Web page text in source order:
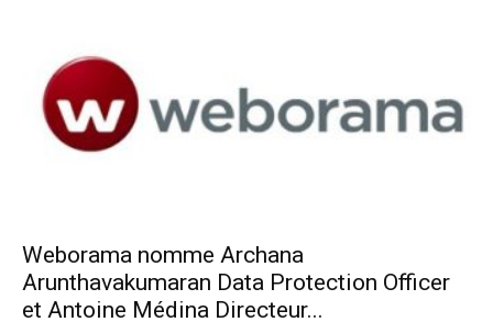
Weborama nomme Archana
Arunthavakumaran Data Protection Officer
et Antoine Médina Directeur...